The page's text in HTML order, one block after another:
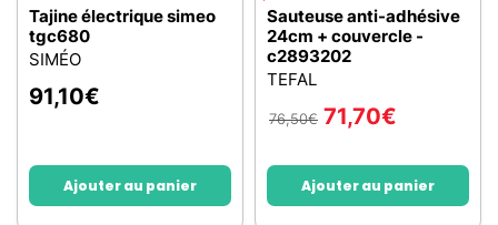
Tajine électrique simeo
tgc680
SIMÉO
91,10€
Ajouter au panier
Sauteuse anti-adhésive
24cm + couvercle -
c2893202
TEFAL
76,50€ 71,70€
Ajouter au panier